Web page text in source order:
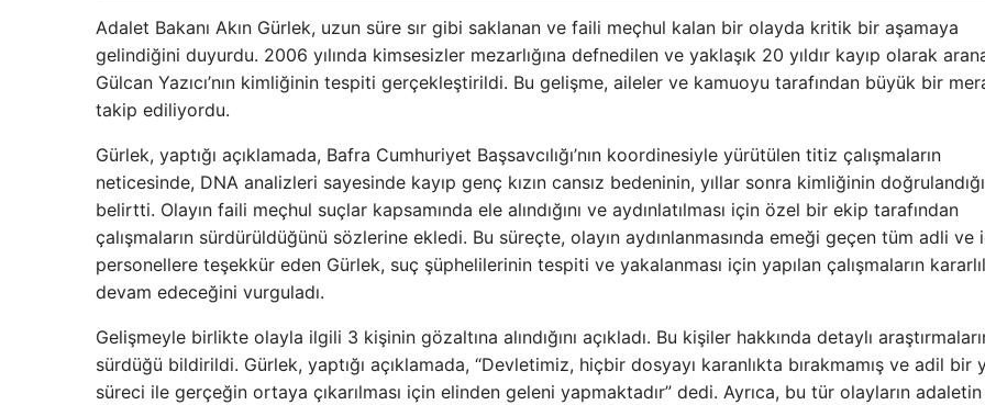
Adalet Bakanı Akın Gürlek, uzun süre sır gibi saklanan ve faili meçhul kalan bir olayda kritik bir aşamaya
gelindiğini duyurdu. 2006 yılında kimsesizler mezarlığına defnedilen ve yaklaşık 20 yıldır kayıp olarak
Gülcan Yazıcı’nın kimliğinin tespiti gerçekleştirildi. Bu gelişme, aileler ve kamuoyu tarafından büyük bir
takip ediliyordu.
Gürlek, yaptığı açıklamada, Bafra Cumhuriyet Başsavcılığı’nın koordinesiyle yürütülen titiz çalışmaların
neticesinde, DNA analizleri sayesinde kayıp genç kızın cansız bedeninin, yıllar sonra kimliğinin
belirtti. Olayın faili meçhul suçlar kapsamında ele alındığını ve aydınlatılması için özel bir ekip tarafından
çalışmaların sürdürüldüğünü sözlerine ekledi. Bu süreçte, olayın aydınlanmasında emeği geçen tüm adli ve
personellere teşekkür eden Gürlek, suç şüphelilerinin tespiti ve yakalanması için yapılan çalışmaların
devam edeceğini vurguladı.
Gelişmeyle birlikte olayla ilgili 3 kişinin gözaltına alındığını açıkladı. Bu kişiler hakkında detaylı
sürdüğü bildirildi. Gürlek, yaptığı açıklamada, “Devletimiz, hiçbir dosyayı karanlıkta bırakmamış ve adil bir
süreci ile gerçeğin ortaya çıkarılması için elinden geleni yapmaktadır” dedi. Ayrıca, bu tür olayların